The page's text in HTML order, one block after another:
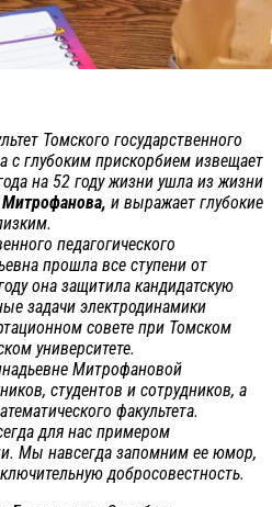
Томского государственного
с глубоким прискорбием извещает
на 52 году жизни ушла из жизни
Митрофанова, и выражает глубокие
педагогического
прошла все ступени от
она защитила кандидатскую
задачи электродинамики
совете при Томском
университете.
Митрофановой
студентов и сотрудников, а
факультета.
для нас примером
Мы навсегда запомним ее юмор,
добросовестность.